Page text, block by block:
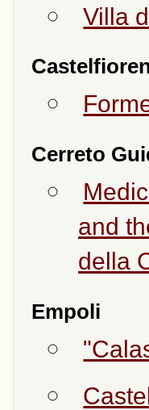
Villa
Cerreto
and
della
Empoli